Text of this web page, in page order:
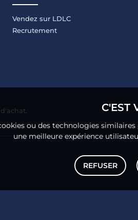
Vendez sur LDLC
Recrutement
C'EST
ou des technologies
une meilleure expérience
REFUSER